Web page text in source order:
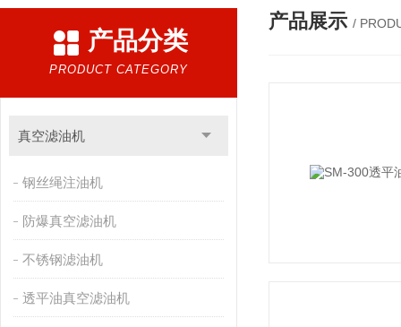
产品分类
PRODUCT CATEGORY
真空滤油机
钢丝绳注油机
防爆真空滤油机
不锈钢滤油机
透平油真空滤油机
产品展示 /